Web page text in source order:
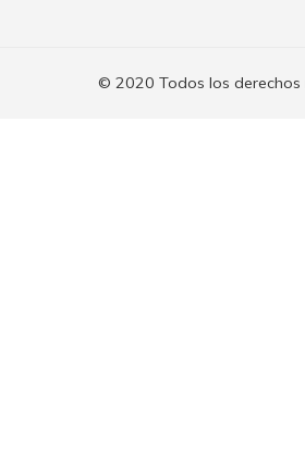
© 2020 Todos los derechos